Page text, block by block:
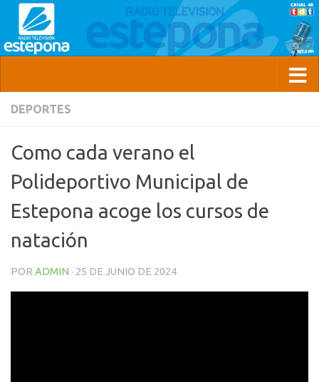
DEPORTES
Como cada verano el
Polideportivo Municipal de
Estepona acoge los cursos de
natación
POR ADMIN · 25 DE JUNIO DE 2024